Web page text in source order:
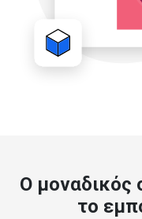
Ο μοναδικός
το